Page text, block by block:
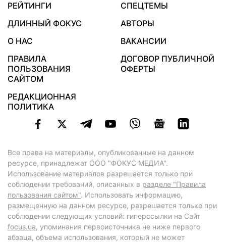
РЕЙТИНГИ
СПЕЦТЕМЫ
ДЛИННЫЙ ФОКУС
АВТОРЫ
О НАС
ВАКАНСИИ
ПРАВИЛА
ПОЛЬЗОВАНИЯ
САЙТОМ
ДОГОВОР ПУБЛИЧНОЙ
ОФЕРТЫ
РЕДАКЦИОННАЯ
ПОЛИТИКА
Все права на материалы, опубликованные на данном
ресурсе, принадлежат ООО "ФОКУС МЕДИА".
Использование материалов разрешается только при
соблюдении требований, описанных в разделе "Правила
пользования сайтом". Использовать информацию,
размещенную на данном ресурсе, разрешается только при
соблюдении следующих условий: гиперссылки на Сайт
focus.ua, упоминания первоисточника не ниже первого
абзаца, объема использования, который не может